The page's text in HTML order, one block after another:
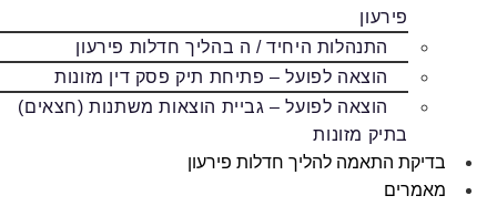
פירעון
התנהלות היחיד / ה בהליך חדלות פירעון
הוצאה לפועל – פתיחת תיק פסק דין מזונות
הוצאה לפועל – גביית הוצאות משתנות (חצאים)
בתיק מזונות
בדיקת התאמה להליך חדלות פירעון
מאמרים